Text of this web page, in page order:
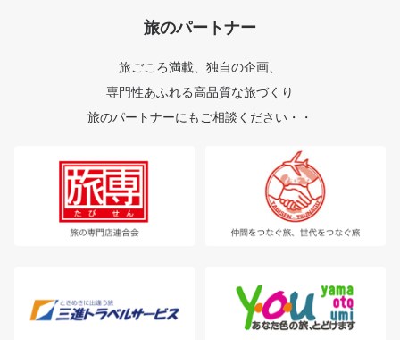
旅のパートナー
旅ごころ満載、独自の企画、
専門性あふれる高品質な旅づくり
旅のパートナーにもご相談ください・・